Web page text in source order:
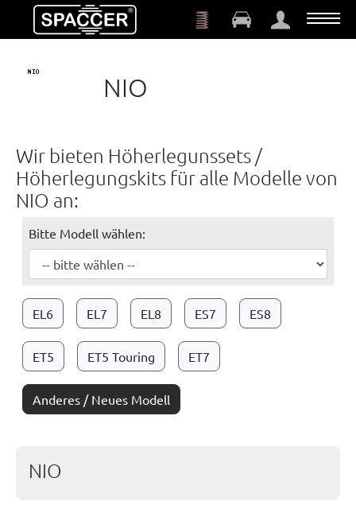
Zum Hauptinhalt springen
NIO
Wir bieten Höherlegunssets /
Höherlegungskits für alle Modelle von
NIO an:
Bitte Modell wählen:
EL6 EL7 EL8 ES7 ES8
ET5 ET5 Touring ET7
Anderes / Neues Modell
NIO